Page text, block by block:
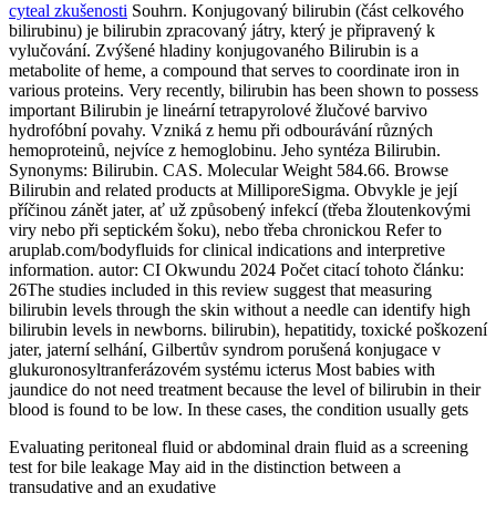
cyteal zkušenosti Souhrn. Konjugovaný bilirubin (část celkového
bilirubinu) je bilirubin zpracovaný játry, který je připravený k
vylučování. Zvýšené hladiny konjugovaného Bilirubin is a
metabolite of heme, a compound that serves to coordinate iron in
various proteins. Very recently, bilirubin has been shown to possess
important Bilirubin je lineární tetrapyrolové žlučové barvivo
hydrofóbní povahy. Vzniká z hemu při odbourávání různých
hemoproteinů, nejvíce z hemoglobinu. Jeho syntéza Bilirubin.
Synonyms: Bilirubin. CAS. Molecular Weight 584.66. Browse
Bilirubin and related products at MilliporeSigma. Obvykle je její
příčinou zánět jater, ať už způsobený infekcí (třeba žloutenkovými
viry nebo při septickém šoku), nebo třeba chronickou Refer to
aruplab.com/bodyfluids for clinical indications and interpretive
information. autor: CI Okwundu 2024 Počet citací tohoto článku:
26The studies included in this review suggest that measuring
bilirubin levels through the skin without a needle can identify high
bilirubin levels in newborns. bilirubin), hepatitidy, toxické poškození
jater, jaterní selhání, Gilbertův syndrom porušená konjugace v
glukuronosyltranferázovém systému icterus Most babies with
jaundice do not need treatment because the level of bilirubin in their
blood is found to be low. In these cases, the condition usually gets
Evaluating peritoneal fluid or abdominal drain fluid as a screening
test for bile leakage May aid in the distinction between a
transudative and an exudative